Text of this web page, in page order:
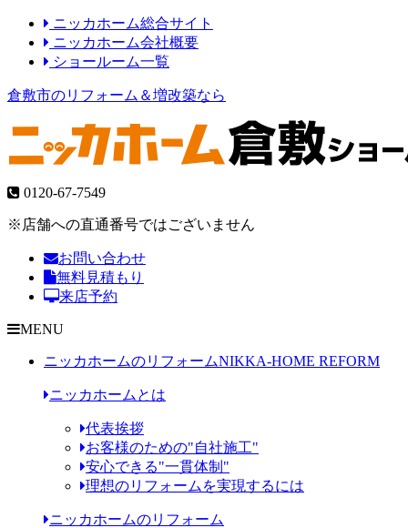
ニッカホーム総合サイト
ニッカホーム会社概要
ショールーム一覧
倉敷市のリフォーム＆増改築なら
0120-67-7549
※店舗への直通番号ではございません
お問い合わせ
無料見積もり
来店予約
MENU
ニッカホームのリフォームNIKKA-HOME REFORM
ニッカホームとは
代表挨拶
お客様のための"自社施工"
安心できる"一貫体制"
理想のリフォームを実現するには
ニッカホームのリフォーム